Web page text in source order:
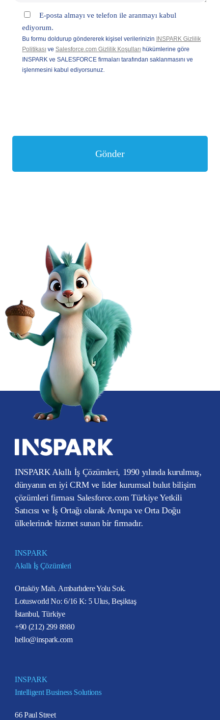
INSPARK Akıllı İş Çözümleri, 1990 yılında kurulmuş,
dünyanın en iyi CRM ve lider kurumsal bulut bilişim
çözümleri firması Salesforce.com Türkiye Yetkili
Satıcısı ve İş Ortağı olarak Avrupa ve Orta Doğu
ülkelerinde hizmet sunan bir firmadır.
INSPARK
Akıllı İş Çözümleri
Ortaköy Mah. Ambarlıdere Yolu Sok.
Lotusworld No: 6/16 K: 5 Ulus, Beşiktaş
İstanbul, Türkiye
+90 (212) 299 8980
hello@inspark.com
INSPARK
Intelligent Business Solutions
66 Paul Street